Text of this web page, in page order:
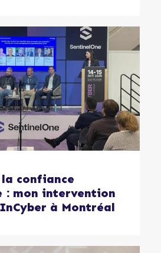
confiance
: mon intervention
à Montréal